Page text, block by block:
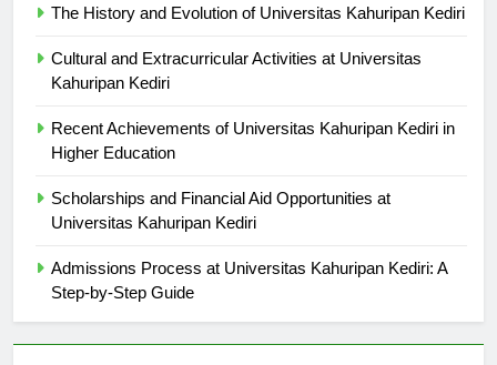
The History and Evolution of Universitas Kahuripan Kediri
Cultural and Extracurricular Activities at Universitas
Kahuripan Kediri
Recent Achievements of Universitas Kahuripan Kediri in
Higher Education
Scholarships and Financial Aid Opportunities at
Universitas Kahuripan Kediri
Admissions Process at Universitas Kahuripan Kediri: A
Step-by-Step Guide